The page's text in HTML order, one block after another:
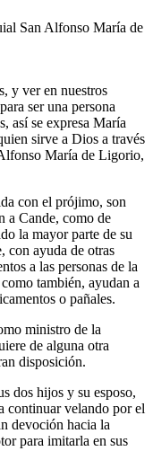
San Alfonso María de
y ver en nuestros
ser una persona
así se expresa María
sirve a Dios a través
María de Ligorio,
con el prójimo, son
a Cande, como de
la mayor parte de su
con ayuda de otras
a las personas de la
también, ayudan a
o pañales.
ministro de la
de alguna otra
disposición.
dos hijos y su esposo,
continuar velando por el
devoción hacia la
para imitarla en sus